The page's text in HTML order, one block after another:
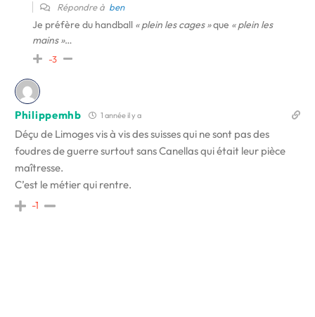
Répondre à ben
Je préfère du handball « plein les cages »que « plein les
mains »…
-3
Philippemhb 1 année il y a
Déçu de Limoges vis à vis des suisses qui ne sont pas des
foudres de guerre surtout sans Canellas qui était leur pièce
maîtresse.
C’est le métier qui rentre.
-1